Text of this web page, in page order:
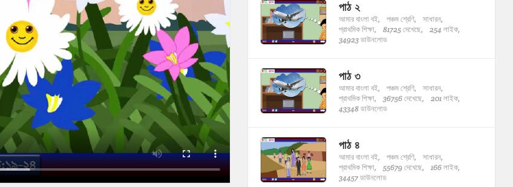
পাঠ ২
আমার বাংলা বই, পঞ্চম শ্রেণি,
সাধারন,
প্রাথমিক শিক্ষা,
81725 দেখেছে,
254 লাইক,
34923 ডাউনলোড
পাঠ ৩
আমার বাংলা বই, পঞ্চম শ্রেণি,
সাধারন,
প্রাথমিক শিক্ষা,
36756 দেখেছে,
201 লাইক,
43348 ডাউনলোড
পাঠ ৪
আমার বাংলা বই, পঞ্চম শ্রেণি,
সাধারন,
প্রাথমিক শিক্ষা,
55679 দেখেছে,
166 লাইক,
34457 ডাউনলোড